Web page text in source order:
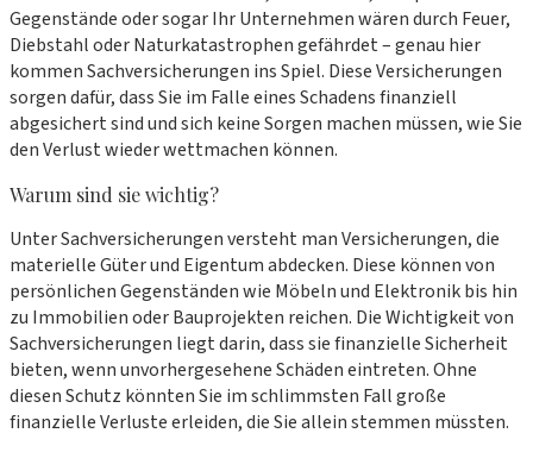
Gegenstände oder sogar Ihr Unternehmen wären durch Feuer,
Diebstahl oder Naturkatastrophen gefährdet – genau hier
kommen Sachversicherungen ins Spiel. Diese Versicherungen
sorgen dafür, dass Sie im Falle eines Schadens finanziell
abgesichert sind und sich keine Sorgen machen müssen, wie Sie
den Verlust wieder wettmachen können.
Warum sind sie wichtig?
Unter Sachversicherungen versteht man Versicherungen, die
materielle Güter und Eigentum abdecken. Diese können von
persönlichen Gegenständen wie Möbeln und Elektronik bis hin
zu Immobilien oder Bauprojekten reichen. Die Wichtigkeit von
Sachversicherungen liegt darin, dass sie finanzielle Sicherheit
bieten, wenn unvorhergesehene Schäden eintreten. Ohne
diesen Schutz könnten Sie im schlimmsten Fall große
finanzielle Verluste erleiden, die Sie allein stemmen müssten.